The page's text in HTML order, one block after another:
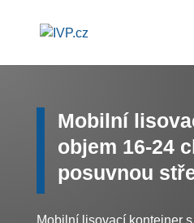
Mobilní
objem 16-24
posuvnou